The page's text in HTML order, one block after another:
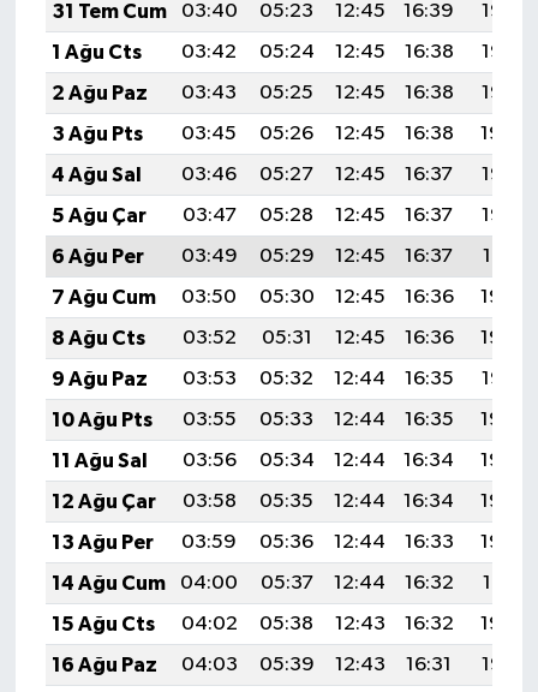
31 Tem Cum
03:40 05:23 12:45 16:39
19:57
1 Ağu Cts
03:42 05:24 12:45 16:38
19:56
2 Ağu Paz
03:43 05:25 12:45 16:38
19:55
3 Ağu Pts
03:45 05:26 12:45 16:38
19:54
4 Ağu Sal
03:46 05:27 12:45 16:37
19:53
5 Ağu Çar
03:47 05:28 12:45 16:37
19:52
6 Ağu Per
03:49 05:29 12:45 16:37
19:51
7 Ağu Cum
03:50 05:30 12:45 16:36
19:49
8 Ağu Cts
03:52 05:31 12:45 16:36
19:48
9 Ağu Paz
03:53 05:32 12:44 16:35
19:47
10 Ağu Pts
03:55 05:33 12:44 16:35
19:46
11 Ağu Sal
03:56 05:34 12:44 16:34
19:45
12 Ağu Çar
03:58 05:35 12:44 16:34
19:43
13 Ağu Per
03:59 05:36 12:44 16:33
19:42
14 Ağu Cum
04:00 05:37 12:44 16:32
19:41
15 Ağu Cts
04:02 05:38 12:43 16:32
19:39
16 Ağu Paz
04:03 05:39 12:43 16:31
19:38